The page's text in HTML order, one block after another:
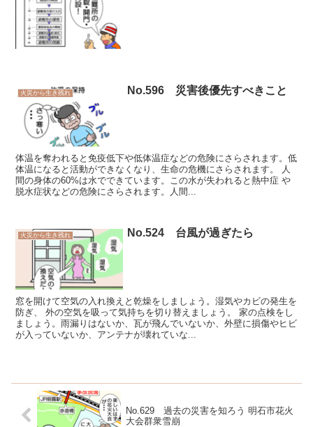
火災から生き残れ No.596 災害後優先すべきこと
体温を奪われると免疫低下や低体温症などの危険にさらされます。低
体温になると活動ができなくなり、生命の危機にさらされます。 人
間の身体の60%は水でできています。この水が失われると熱中症 や
脱水症状などの危険にさらされます。人間...
火災から生き残れ No.524 台風が過ぎたら
窓を開けて空気の入れ換えと乾燥をしましょう。湿気やカビの発生を
防ぎ、 外の空気を吸って気持ちを切り替えましょう。 家の点検をし
ましょう。雨漏りはないか、瓦が飛んでいないか、外壁に損傷やヒビ
が入っていないか、アンテナが壊れていな...
No.629 過去の災害を知ろう 明石市花火
大会群衆雪崩